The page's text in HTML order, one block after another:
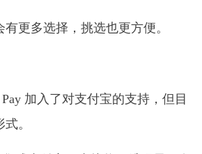
更多选择，挑选也更方便。
加入了对支付宝的支持，但目
。